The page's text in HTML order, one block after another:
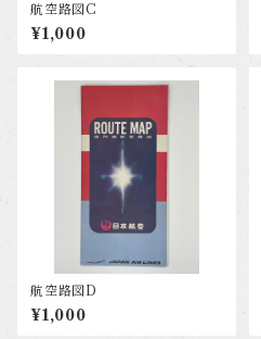
航空路図C
¥1,000
航空路図D
¥1,000